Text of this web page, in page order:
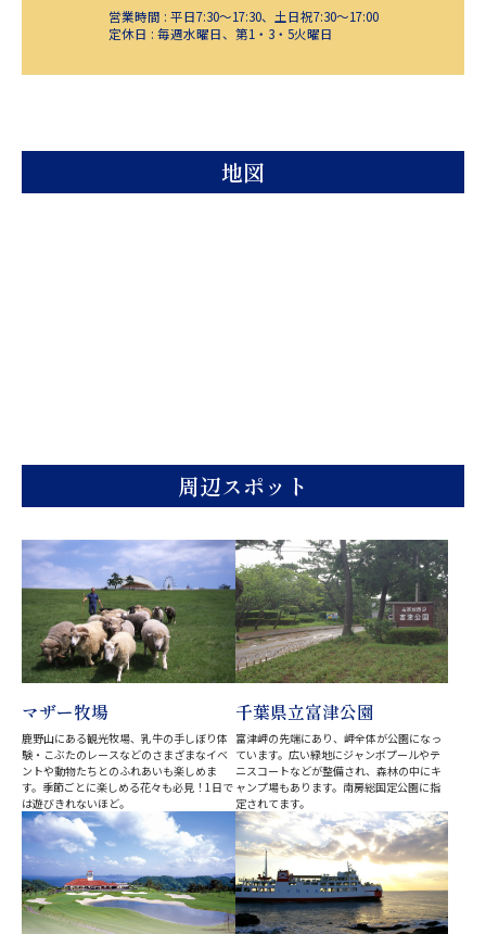
営業時間 : 平日7:30～17:30、土日祝7:30～17:00
定休日 : 毎週水曜日、第1・3・5火曜日
地図
周辺スポット
マザー牧場
鹿野山にある観光牧場、乳牛の手しぼり体
験・こぶたのレースなどのさまざまなイベ
ントや動物たちとのふれあいも楽しめま
す。季節ごとに楽しめる花々も必見！1日で
は遊びきれないほど。
千葉県立富津公園
富津岬の先端にあり、岬全体が公園になっ
ています。広い緑地にジャンボプールやテ
ニスコートなどが整備され、森林の中にキ
ャンプ場もあります。南房総国定公園に指
定されてます。